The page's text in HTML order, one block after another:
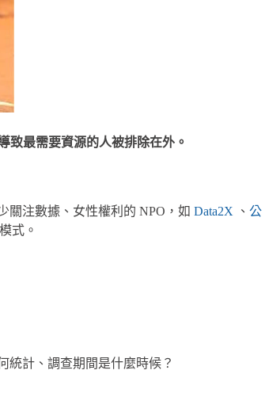
致最需要資源的人被排除在外。
關注數據、女性權利的 NPO，如 Data2X 、 公
式。
統計、調查期間是什麼時候？